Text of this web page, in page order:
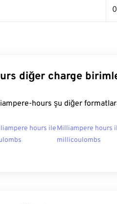
diğer charge
hours şu diğer
hours ileMilliampere hours
millicoulombs